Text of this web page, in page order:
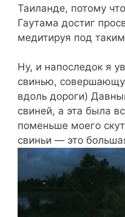
Таиланде, потому
Гаутама достиг
медитируя под
Ну, и напоследок я
свинью,
вдоль дороги)
свиней, а эта была
поменьше моего
свиньи — это